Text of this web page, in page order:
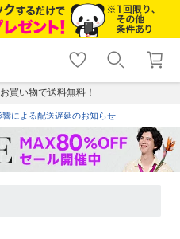
shopping_cart lock_outline
ログイン
買い物で送料無料！
による配送遅延のお知らせ